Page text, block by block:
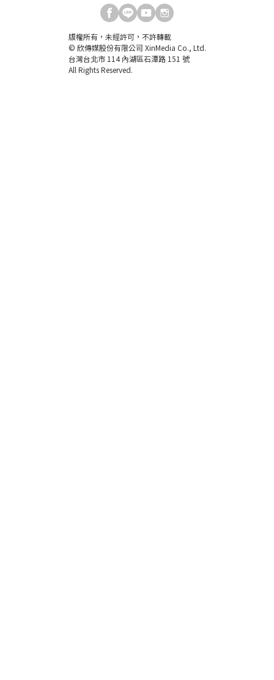
版權所有，未經許可，不許轉載
© 欣傳媒股份有限公司 XinMedia Co., Ltd.
台灣台北市 114 內湖區石潭路 151 號
All Rights Reserved.